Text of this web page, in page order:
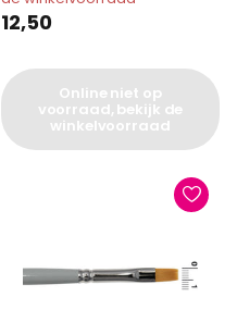
12,50
Online niet op
voorraad, bekijk de
winkelvoorraad